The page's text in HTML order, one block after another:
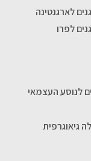
לארגנטינה
לפרו
לנוסע העצמאי
גיאוגרפית